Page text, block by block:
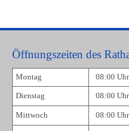
Öffnungszeiten des
Montag 08:00
Dienstag 08:00
Mittwoch 08:00